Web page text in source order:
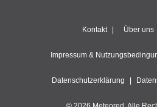
Kontakt Über uns
Impressum &
Datenschutzerklärung